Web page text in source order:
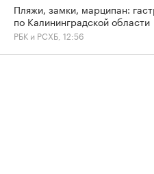
Пляжи, замки, марципан:
по Калининградской области
РБК и РСХБ, 12:56